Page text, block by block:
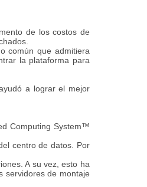
de los costos de
común que admitiera
la plataforma para
a lograr el mejor
Computing System™
centro de datos. Por
A su vez, esto ha
servidoresde montaje